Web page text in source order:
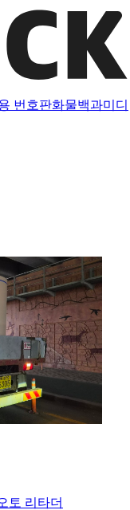
번호판화물백과미디
토 리타더